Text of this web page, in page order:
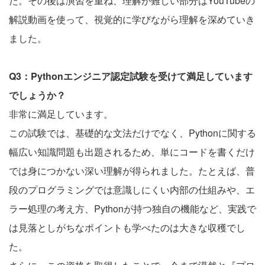
解説動画を使って、視覚的に学びながら理解を深めていき
ました。
Q3：Pythonエンジニア認定試験を受けて満足しています
でしょうか？
非常に満足しています。
この試験では、基礎的な文法だけでなく、Pythonに関する
幅広い知識問題も出題されるため、単にコードを書くだけ
では身につかない深い理解が得られました。たとえば、普
段のプログラミングでは意識しにくい内部の仕組みや、エ
ラー処理の考え方、Pythonが持つ独自の機能など、実践で
は見落としがちなポイントも学べたのは大きな収穫でし
た。